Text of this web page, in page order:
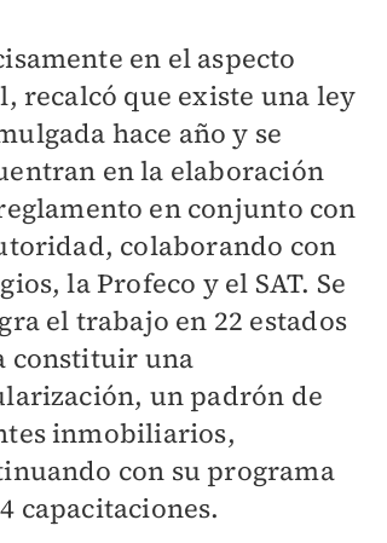
en el aspecto
recalcó que existe una ley
hace año y se
en la elaboración
en conjunto con
colaborando con
la Profeco y el SAT. Se
el trabajo en 22 estados
constituir una
un padrón de
inmobiliarios,
con su programa
capacitaciones.